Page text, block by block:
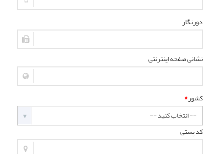
دورنگار
نشانی صفحه اینترنتی
کشور*
کد پستی